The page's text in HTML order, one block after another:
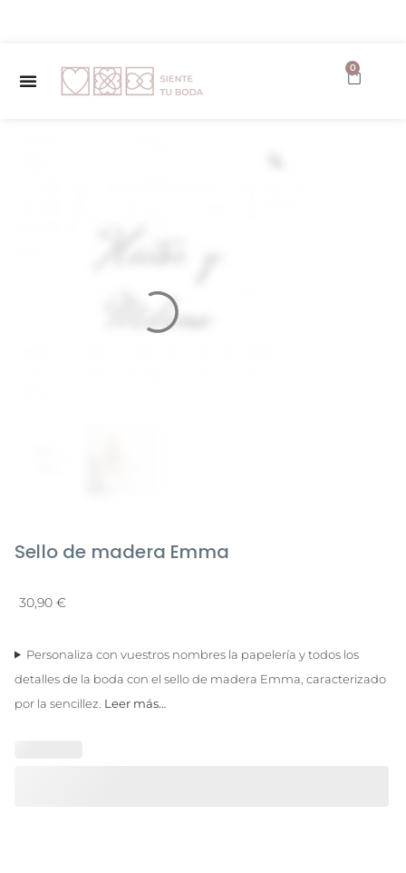
0
Sello de madera Emma
30,90 €
Personaliza con vuestros nombres la papelería y todos los
detalles de la boda con el sello de madera Emma, caracterizado
por la sencillez. Leer más…